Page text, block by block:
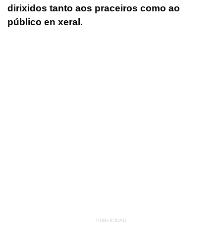
dirixidos tanto aos praceiros como ao
público en xeral.